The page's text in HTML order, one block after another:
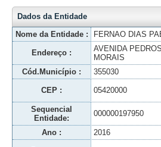
Dados da Entidade
Nome da Entidade :
FERNAO DIAS
Endereço :
AVENIDA
MORAIS
Cód.Município : 355030
CEP : 05420000
Sequencial
Entidade:
000000197950
Ano : 2016